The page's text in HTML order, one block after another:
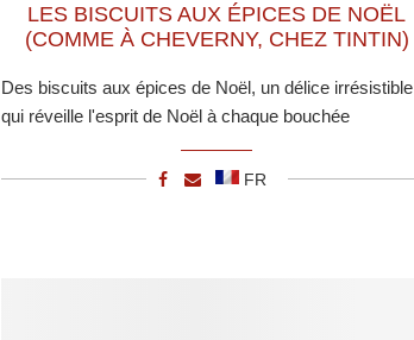
LES BISCUITS AUX ÉPICES DE NOËL
(COMME À CHEVERNY, CHEZ TINTIN)
Des biscuits aux épices de Noël, un délice irrésistible
qui réveille l'esprit de Noël à chaque bouchée
FR